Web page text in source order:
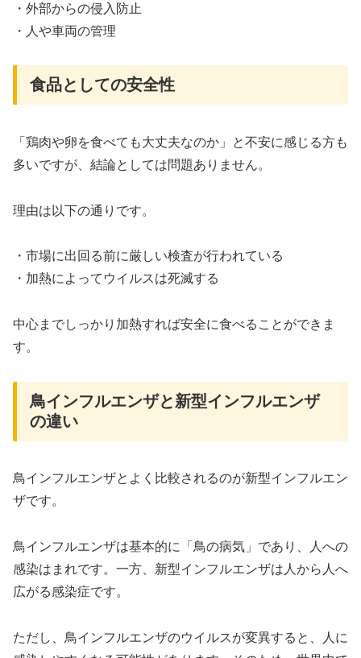
・外部からの侵入防止
・人や車両の管理
食品としての安全性
「鶏肉や卵を食べても大丈夫なのか」と不安に感じる方も
多いですが、結論としては問題ありません。
理由は以下の通りです。
・市場に出回る前に厳しい検査が行われている
・加熱によってウイルスは死滅する
中心までしっかり加熱すれば安全に食べることができま
す。
鳥インフルエンザと新型インフルエンザ
の違い
鳥インフルエンザとよく比較されるのが新型インフルエン
ザです。
鳥インフルエンザは基本的に「鳥の病気」であり、人への
感染はまれです。一方、新型インフルエンザは人から人へ
広がる感染症です。
ただし、鳥インフルエンザのウイルスが変異すると、人に